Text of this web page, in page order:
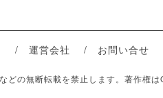
運営会社 お問い合せ
の無断転載を禁止します。著作権